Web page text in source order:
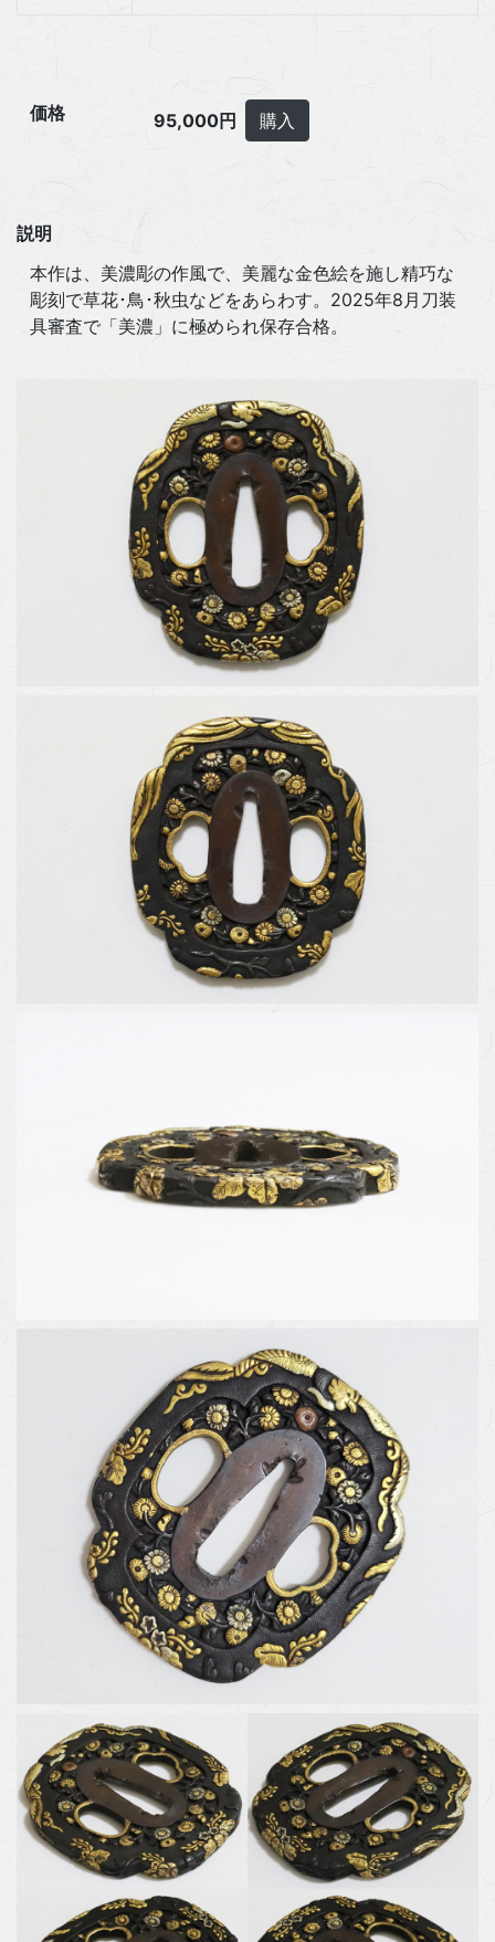
価格 95,000円 購入
説明
本作は、美濃彫の作風で、美麗な金色絵を施し精巧な
彫刻で草花･鳥･秋虫などをあらわす。2025年8月刀装
具審査で「美濃」に極められ保存合格。